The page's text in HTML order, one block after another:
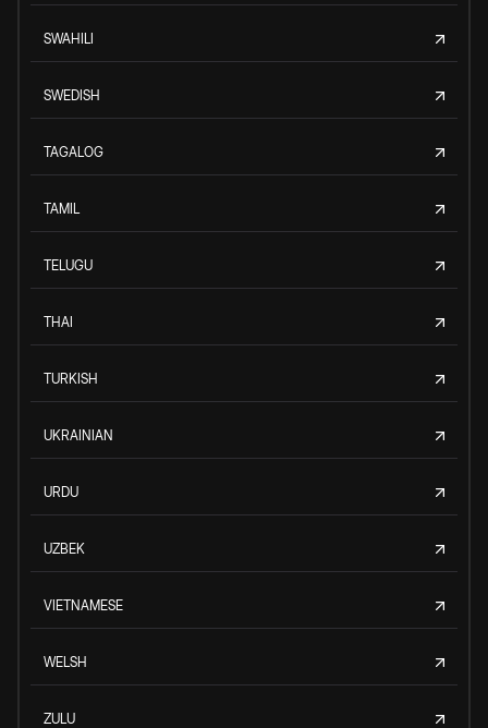
SWAHILI
SWEDISH
TAGALOG
TAMIL
TELUGU
THAI
TURKISH
UKRAINIAN
URDU
UZBEK
VIETNAMESE
WELSH
ZULU